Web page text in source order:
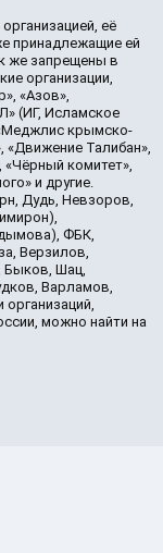
её
принадлежащие ей
же запрещены в
организации,
«Азов»,
(ИГ, Исламское
крымско-
«Движение Талибан»,
«Чёрный комитет»,
и другие.
Дудь, Невзоров,
ФБК,
Верзилов,
Быков, Шац,
Варламов,
организаций,
можно найти на